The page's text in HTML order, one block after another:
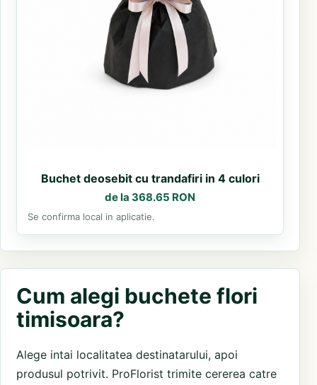
Buchet deosebit cu trandafiri in 4 culori
de la 368.65 RON
Se confirma local in aplicatie.
Cum alegi buchete flori
timisoara?
Alege intai localitatea destinatarului, apoi
produsul potrivit. ProFlorist trimite cererea catre